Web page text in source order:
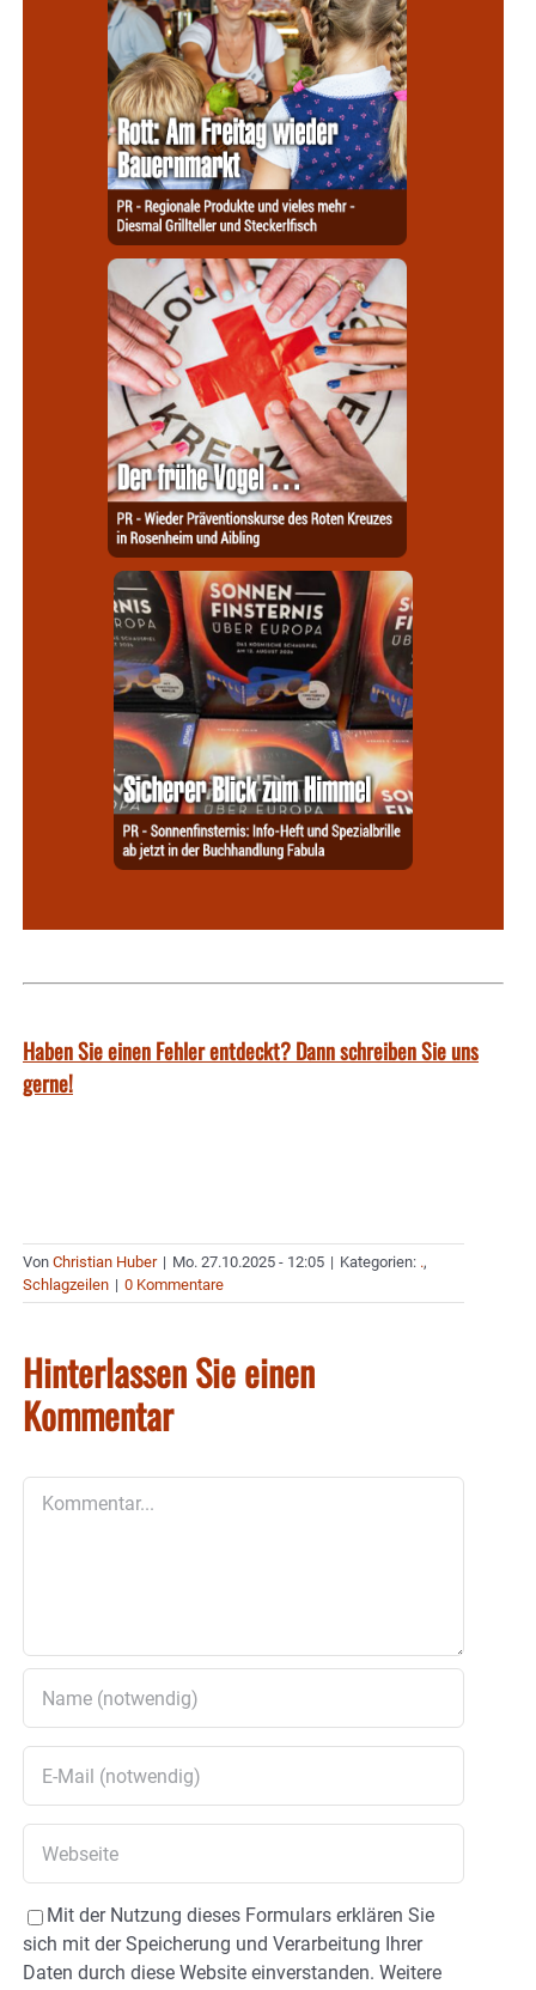
Haben Sie einen Fehler entdeckt? Dann schreiben Sie uns
gerne!
Von Christian Huber | Mo. 27.10.2025 - 12:05 | Kategorien: .,
Schlagzeilen | 0 Kommentare
Hinterlassen Sie einen
Kommentar
Mit der Nutzung dieses Formulars erklären Sie
sich mit der Speicherung und Verarbeitung Ihrer
Daten durch diese Website einverstanden. Weitere